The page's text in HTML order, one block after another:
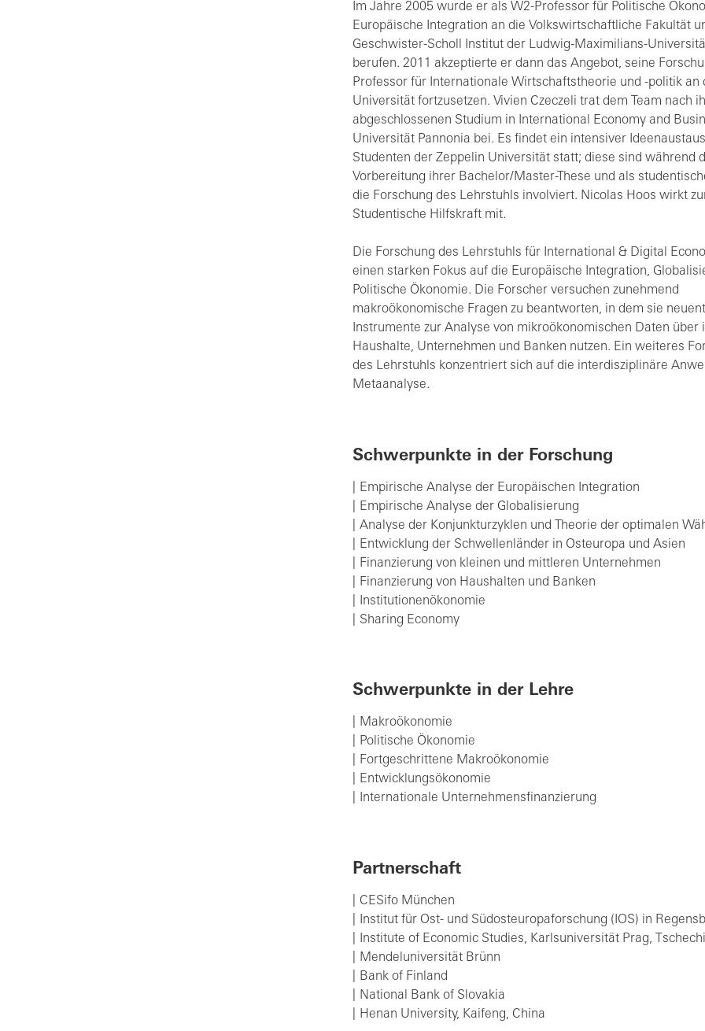
Im Jahre 2005 wurde er als W2-Professor für Politische
Europäische Integration an die Volkswirtschaftliche Fakultät
Geschwister-Scholl Institut der Ludwig-Maximilians-
berufen. 2011 akzeptierte er dann das Angebot, seine
Professor für Internationale Wirtschaftstheorie und -politik an
Universität fortzusetzen. Vivien Czeczeli trat dem Team nach
abgeschlossenen Studium in International Economy and
Universität Pannonia bei. Es findet ein intensiver
Studenten der Zeppelin Universität statt; diese sind während
Vorbereitung ihrer Bachelor/Master-These und als
die Forschung des Lehrstuhls involviert. Nicolas Hoos wirkt
Studentische Hilfskraft mit.
Die Forschung des Lehrstuhls für International & Digital
einen starken Fokus auf die Europäische Integration,
Politische Ökonomie. Die Forscher versuchen zunehmend
makroökonomische Fragen zu beantworten, in dem sie
Instrumente zur Analyse von mikroökonomischen Daten über
Haushalte, Unternehmen und Banken nutzen. Ein weiteres
des Lehrstuhls konzentriert sich auf die interdisziplinäre
Metaanalyse.
Schwerpunkte in der Forschung
Empirische Analyse der Europäischen Integration
Empirische Analyse der Globalisierung
Analyse der Konjunkturzyklen und Theorie der optimalen
Entwicklung der Schwellenländer in Osteuropa und Asien
Finanzierung von kleinen und mittleren Unternehmen
Finanzierung von Haushalten und Banken
Institutionenökonomie
Sharing Economy
Schwerpunkte in der Lehre
Makroökonomie
Politische Ökonomie
Fortgeschrittene Makroökonomie
Entwicklungsökonomie
Internationale Unternehmensfinanzierung
Partnerschaft
CESifo München
Institut für Ost- und Südosteuropaforschung (IOS) in
Institute of Economic Studies, Karlsuniversität Prag,
Mendeluniversität Brünn
Bank of Finland
National Bank of Slovakia
Henan University, Kaifeng, China